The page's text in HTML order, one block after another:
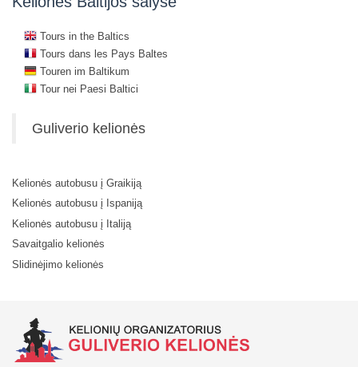
Tours in the Baltics
Tours dans les Pays Baltes
Touren im Baltikum
Tour nei Paesi Baltici
Guliverio kelionės
Kelionės autobusu į Graikiją
Kelionės autobusu į Ispaniją
Kelionės autobusu į Italiją
Savaitgalio kelionės
Slidinėjimo kelionės